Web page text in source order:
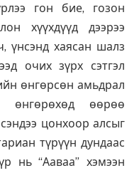
гон бие, гозон
хүүхдүүд дээрээ
үнсэнд хаясан шалз
очих зүрх сэтгэл
өнгөрсөн амьдрал
өнгөрөхөд өөрөө
цонхоор алсыг
түрүүн дундаас
нь “Ааваа” хэмээн